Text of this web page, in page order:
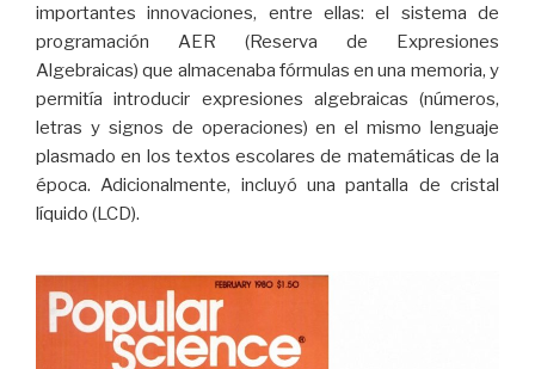
importantes innovaciones, entre ellas: el sistema de
programación AER (Reserva de Expresiones
Algebraicas) que almacenaba fórmulas en una memoria, y
permitía introducir expresiones algebraicas (números,
letras y signos de operaciones) en el mismo lenguaje
plasmado en los textos escolares de matemáticas de la
época. Adicionalmente, incluyó una pantalla de cristal
líquido (LCD).